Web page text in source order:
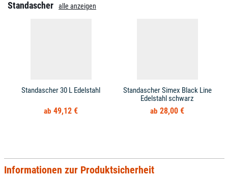
Standascher alle anzeigen
Standascher 30 L Edelstahl
49,12 €
Standascher Simex Black Line
Edelstahl schwarz
28,00 €
Informationen zur Produktsicherheit